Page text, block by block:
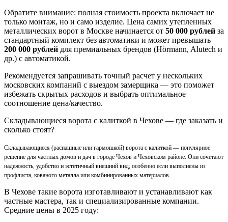
Обратите внимание: полная стоимость проекта включает не
только монтаж, но и само изделие. Цена самих утепленных
металлических ворот в Москве начинается от 50 000 рублей за
стандартный комплект без автоматики и может превышать
200 000 рублей для премиальных брендов (Hörmann, Alutech и
др.) с автоматикой.
Рекомендуется запрашивать точный расчет у нескольких
московских компаний с выездом замерщика — это поможет
избежать скрытых расходов и выбрать оптимальное
соотношение цена/качество.
Складывающиеся ворота с калиткой в Чехове — где заказать и
сколько стоят?
Складывающиеся (распашные или гармошкой) ворота с калиткой — популярное
решение для частных домов и дач в городе Чехов и Чеховском районе. Они сочетают
надежность, удобство и эстетичный внешний вид, особенно если выполнены из
профлиста, кованого металла или комбинированных материалов.
В Чехове такие ворота изготавливают и устанавливают как
частные мастера, так и специализированные компании.
Средние цены в 2025 году: